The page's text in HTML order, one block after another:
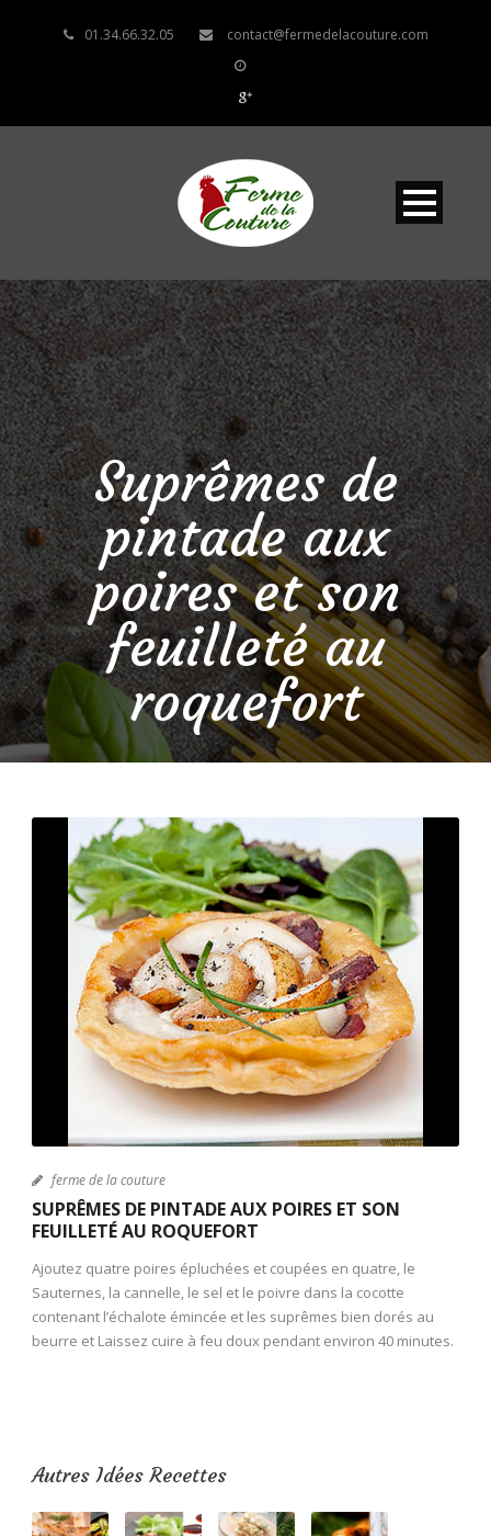
01.34.66.32.05 contact@fermedelacouture.com
Suprêmes de
pintade aux
poires et son
feuilleté au
roquefort
ferme de la couture
SUPRÊMES DE PINTADE AUX POIRES ET SON
FEUILLETÉ AU ROQUEFORT
Ajoutez quatre poires épluchées et coupées en quatre, le
Sauternes, la cannelle, le sel et le poivre dans la cocotte
contenant l’échalote émincée et les suprêmes bien dorés au
beurre et Laissez cuire à feu doux pendant environ 40 minutes.
Autres Idées Recettes